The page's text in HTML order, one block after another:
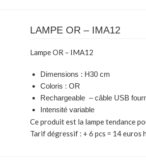
LAMPE OR – IMA12
Lampe OR – IMA12
Dimensions : H30 cm
Coloris : OR
Rechargeable – câble USB
Intensité variable
Ce produit est la lampe tendance
Tarif dégressif : + 6 pcs = 14 euros